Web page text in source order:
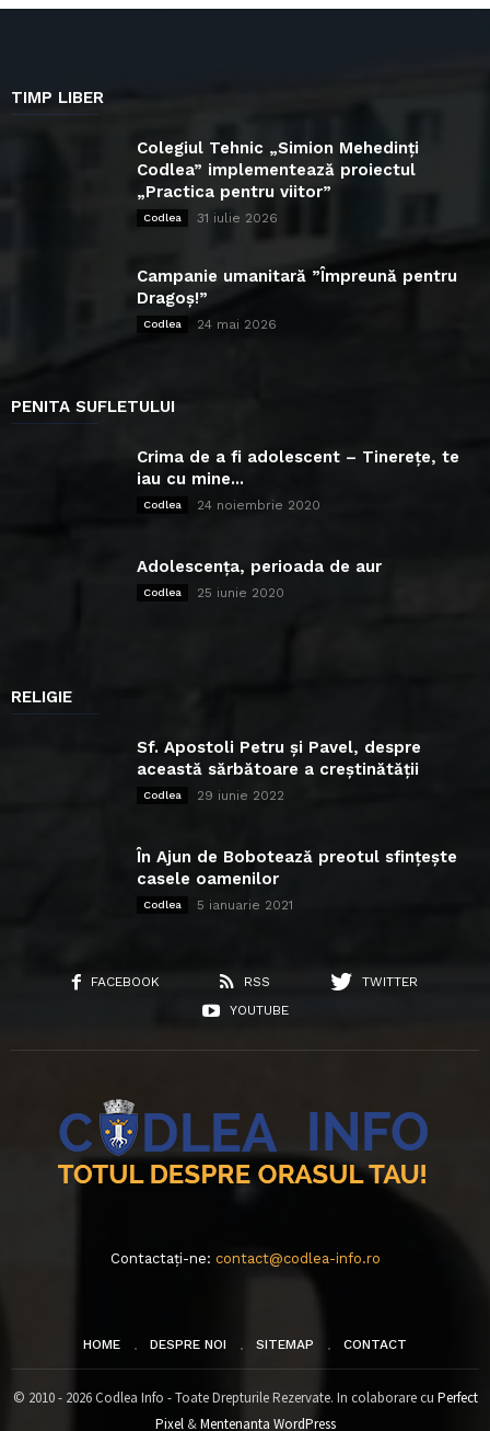
TIMP LIBER
Colegiul Tehnic „Simion Mehedinți
Codlea” implementează proiectul
„Practica pentru viitor”
Codlea 31 iulie 2026
Campanie umanitară ”Împreună pentru
Dragoș!”
Codlea 24 mai 2026
PENITA SUFLETULUI
Crima de a fi adolescent – Tinerețe, te
iau cu mine...
Codlea 24 noiembrie 2020
Adolescența, perioada de aur
Codlea 25 iunie 2020
RELIGIE
Sf. Apostoli Petru și Pavel, despre
această sărbătoare a creștinătății
Codlea 29 iunie 2022
În Ajun de Bobotează preotul sfințește
casele oamenilor
Codlea 5 ianuarie 2021
FACEBOOK RSS
TWITTER
YOUTUBE
Contactați-ne: contact@codlea-info.ro
HOME DESPRE NOI SITEMAP CONTACT
© 2010 - 2026 Codlea Info - Toate Drepturile Rezervate. In colaborare cu Perfect
Pixel&Mentenanta WordPress